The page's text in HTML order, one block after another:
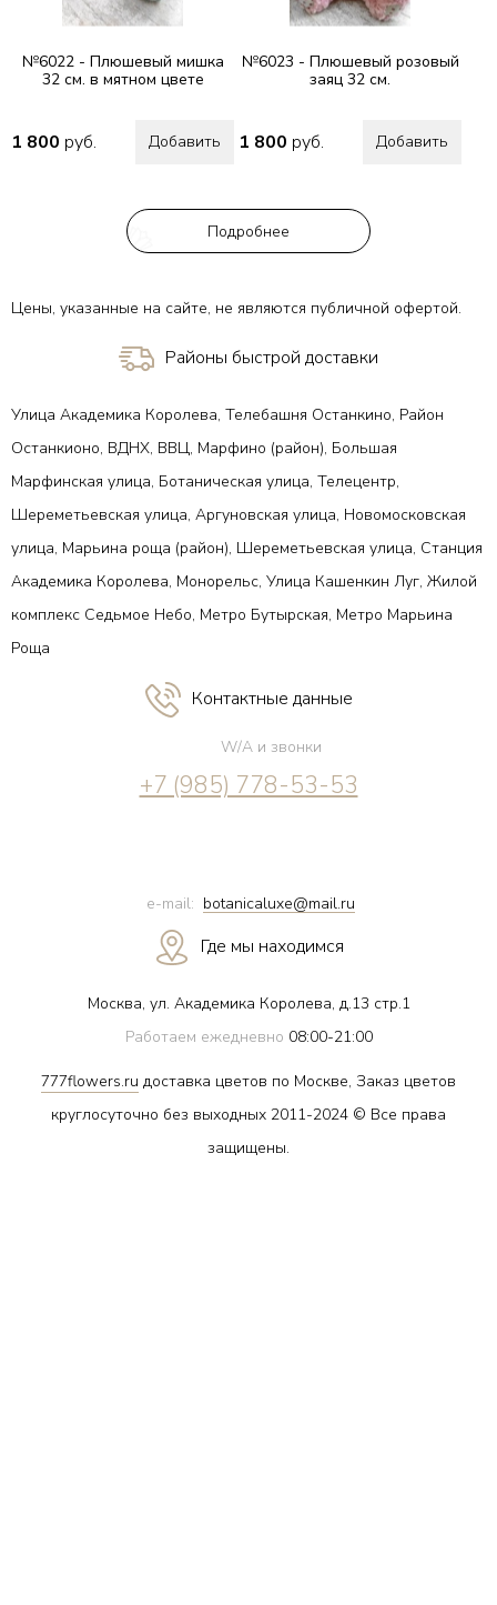
№6022 - Плюшевый мишка
32 см. в мятном цвете
1 800 руб. Добавить
№6023 - Плюшевый розовый
заяц 32 см.
1 800 руб. Добавить
Подробнее
Цены, указанные на сайте, не являются публичной офертой.
Районы быстрой доставки
Улица Академика Королева, Телебашня Останкино, Район
Останкионо, ВДНХ, ВВЦ, Марфино (район), Большая
Марфинская улица, Ботаническая улица, Телецентр,
Шереметьевская улица, Аргуновская улица, Новомосковская
улица, Марьина роща (район), Шереметьевская улица, Станция
Академика Королева, Монорельс, Улица Кашенкин Луг, Жилой
комплекс Седьмое Небо, Метро Бутырская, Метро Марьина
Роща
Контактные данные
W/A и звонки
+7 (985) 778-53-53
e-mail: botanicaluxe@mail.ru
Где мы находимся
Москва, ул. Академика Королева, д.13 стр.1
Работаем ежедневно 08:00-21:00
777flowers.ru доставка цветов по Москве, Заказ цветов
круглосуточно без выходных 2011-2024 © Все права
защищены.